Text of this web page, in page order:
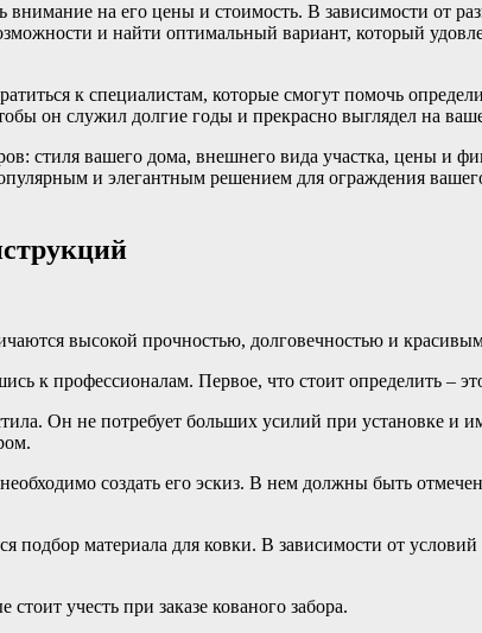
внимание на его цены и стоимость. В зависимости от
и найти оптимальный вариант, который
к специалистам, которые смогут помочь
он служил долгие годы и прекрасно выглядел на
стиля вашего дома, внешнего вида участка, цены и
и элегантным решением для ограждения
высокой прочностью, долговечностью и
к профессионалам. Первое, что стоит определить –
Он не потребует больших усилий при установке и
создать его эскиз. В нем должны быть
материала для ковки. В зависимости от
учесть при заказе кованого забора.